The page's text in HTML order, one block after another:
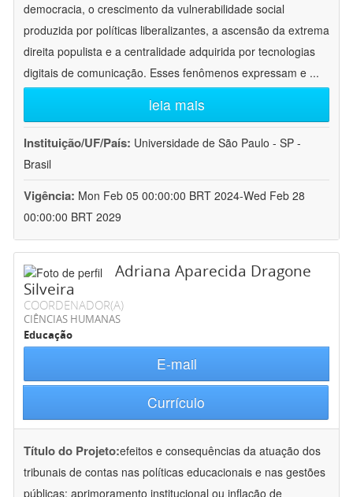
democracia, o crescimento da vulnerabilidade social
produzida por políticas liberalizantes, a ascensão da extrema
direita populista e a centralidade adquirida por tecnologias
digitais de comunicação. Esses fenômenos expressam e ...
leia mais
Instituição/UF/País: Universidade de São Paulo - SP -
Brasil
Vigência: Mon Feb 05 00:00:00 BRT 2024-Wed Feb 28
00:00:00 BRT 2029
Adriana Aparecida Dragone
Silveira
COORDENADOR(A)
CIÊNCIAS HUMANAS
Educação
E-mail
Currículo
Título do Projeto:efeitos e consequências da atuação dos
tribunais de contas nas políticas educacionais e nas gestões
públicas: aprimoramento institucional ou inflação de